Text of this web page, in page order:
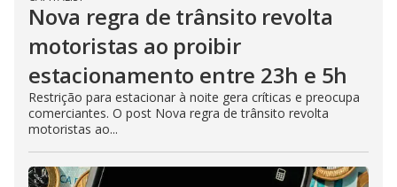
Nova regra de trânsito revolta
motoristas ao proibir
estacionamento entre 23h e 5h
Restrição para estacionar à noite gera críticas e preocupa
comerciantes. O post Nova regra de trânsito revolta
motoristas ao...